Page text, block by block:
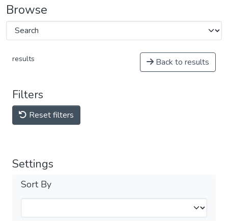
Browse
results Back to results
Filters
Reset filters
Settings
Sort By